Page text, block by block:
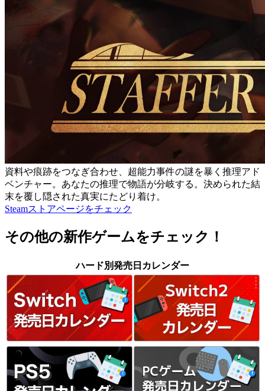
資料や痕跡をつなぎ合わせ、超能力事件の謎を暴く推理アド
ベンチャー。あなたの推理で物語が分岐する。決められた結
末を覆し隠された真実にたどり着け。
Steamストアページをチェック
その他の新作ゲームをチェック！
ハード別発売日カレンダー